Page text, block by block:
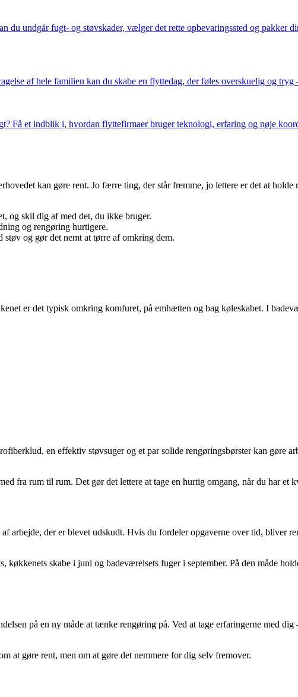
undgår fugt- og støvskader, vælger det rette opbevaringssted og pakker
af hele familien kan du skabe en flyttedag, der føles overskuelig og tryg
Få et indblik i, hvordan flyttefirmaer bruger teknologi, erfaring og nøje
kan gøre rent. Jo færre ting, der står fremme, jo lettere er det at
og skil dig af med det, du ikke bruger.
og rengøring hurtigere.
og gør det nemt at tørre af omkring dem.
er det typisk omkring komfuret, på emhætten og bag køleskabet. I
en effektiv støvsuger og et par solide rengøringsbørster kan gøre
fra rum til rum. Det gør det lettere at tage en hurtig omgang, når du har et
arbejde, der er blevet udskudt. Hvis du fordeler opgaverne over tid, bliver
skabe i juni og badeværelsets fuger i september. På den måde
på en ny måde at tænke rengøring på. Ved at tage erfaringerne med
at gøre rent, men om at gøre det nemmere for dig selv fremover.